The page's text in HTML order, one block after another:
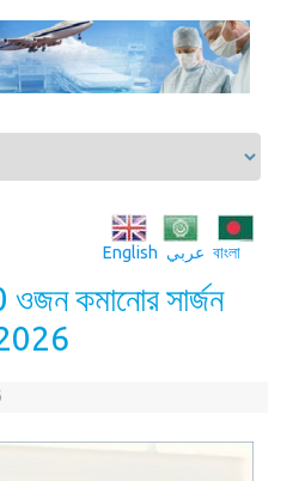
বাংলা عربي English
ওজন কমানোর সার্জন